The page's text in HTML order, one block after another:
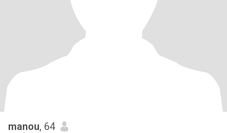
manou, 64